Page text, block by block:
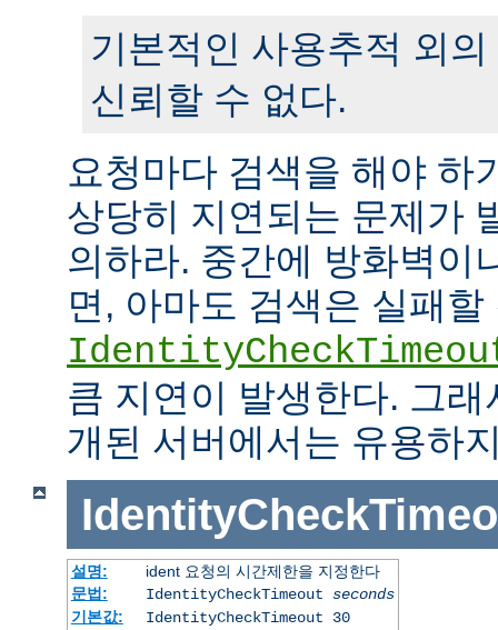
기본적인 사용추적 외
신뢰할 수 없다.
요청마다 검색을 해야 하
상당히 지연되는 문제가
의하라. 중간에 방화벽이
면, 아마도 검색은 실패
큼 지연이 발생한다. 그
개된 서버에서는 유용하
설명:
ident 요청의 시간제한을 지정한다
문법:
IdentityCheckTimeout seconds
기본값:
IdentityCheckTimeout 30